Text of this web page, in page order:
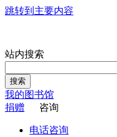
跳转到主要内容
站内搜索
搜索
我的图书馆
捐赠
咨询
电话咨询